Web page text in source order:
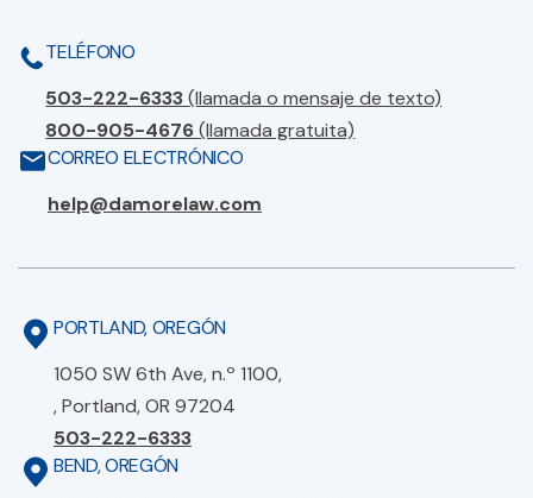
TELÉFONO
503-222-6333(llamada o mensaje de texto)
800-905-4676(llamada gratuita)
CORREO ELECTRÓNICO
help@damorelaw.com
PORTLAND, OREGÓN
1050 SW 6th Ave, n.º 1100,
, Portland, OR 97204
503-222-6333
BEND, OREGÓN